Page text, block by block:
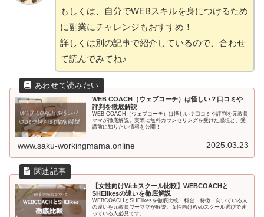
もしくは、自分でWEBスキルを身につけるため
に副業にチャレンジもおすすめ！
詳しくは別の記事で紹介しているので、合わせ
て読んでみてね♪
WEB COACH（ウェブコーチ）は怪しい？口コミや
評判を徹底解説
WEB COACH（ウェブコーチ）は怪しい？口コミや評判を元教員
ママが徹底解説。実際に無料カウンセリングを受けた感想と、受
講前に知りたい情報を公開！
www.saku-workingmama.online 2025.03.23
【女性向けWebスクール比較】WEBCOACHと
SHElikesの違いを徹底解説
WEBCOACHとSHElikesを徹底比較！料金・特徴・向いている人
の違いを元教員ワーママが解説。女性向けWebスクール選びで迷
っている人必見です。